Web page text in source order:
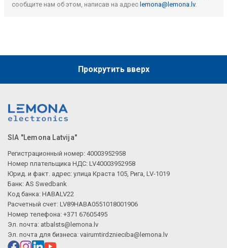
сообщите нам об этом, написав на адрес lemona@lemona.lv.
Прокрутить вверх
SIA "Lemona Latvija"
Регистрационный номер: 40003952958
Номер плательщика НДС: LV40003952958
Юрид. и факт. адрес: улица Краста 105, Рига, LV-1019
Банк: AS Swedbank
Код банка: HABALV22
Расчетный счет: LV89HABA0551018001906
Номер телефона: +371 67605495
Эл. почта: atbalsts@lemona.lv
Эл. почта для бизнеса: vairumtirdznieciba@lemona.lv